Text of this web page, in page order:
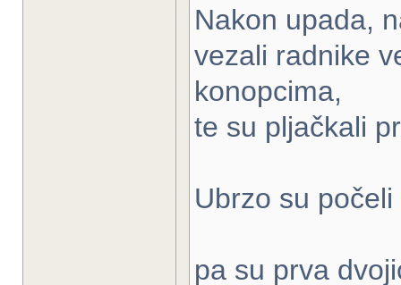
Nakon upada,
vezali radnike
konopcima,
te su pljačkali
Ubrzo su
pa su prva